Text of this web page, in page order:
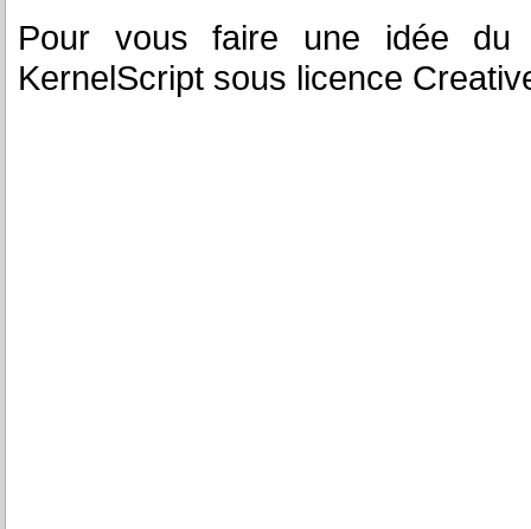
Pour vous faire une idée du
KernelScript sous licence